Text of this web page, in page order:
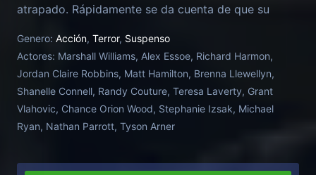
atrapado. Rápidamente se da cuenta de que su
Genero: Acción, Terror, Suspenso
Actores: Marshall Williams, Alex Essoe, Richard Harmon,
Jordan Claire Robbins, Matt Hamilton, Brenna Llewellyn,
Shanelle Connell, Randy Couture, Teresa Laverty, Grant
Vlahovic, Chance Orion Wood, Stephanie Izsak, Michael
Ryan, Nathan Parrott, Tyson Arner